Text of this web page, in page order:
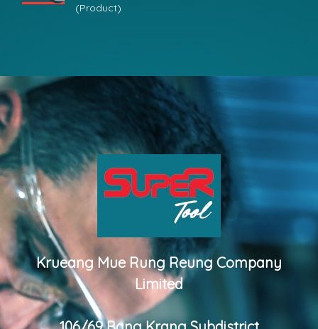
(Product)
Krueang Mue Rung Reung Company
Limited